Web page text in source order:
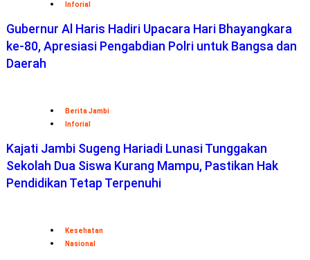
Inforial
Gubernur Al Haris Hadiri Upacara Hari Bhayangkara
ke-80, Apresiasi Pengabdian Polri untuk Bangsa dan
Daerah
Berita Jambi
Inforial
Kajati Jambi Sugeng Hariadi Lunasi Tunggakan
Sekolah Dua Siswa Kurang Mampu, Pastikan Hak
Pendidikan Tetap Terpenuhi
Kesehatan
Nasional